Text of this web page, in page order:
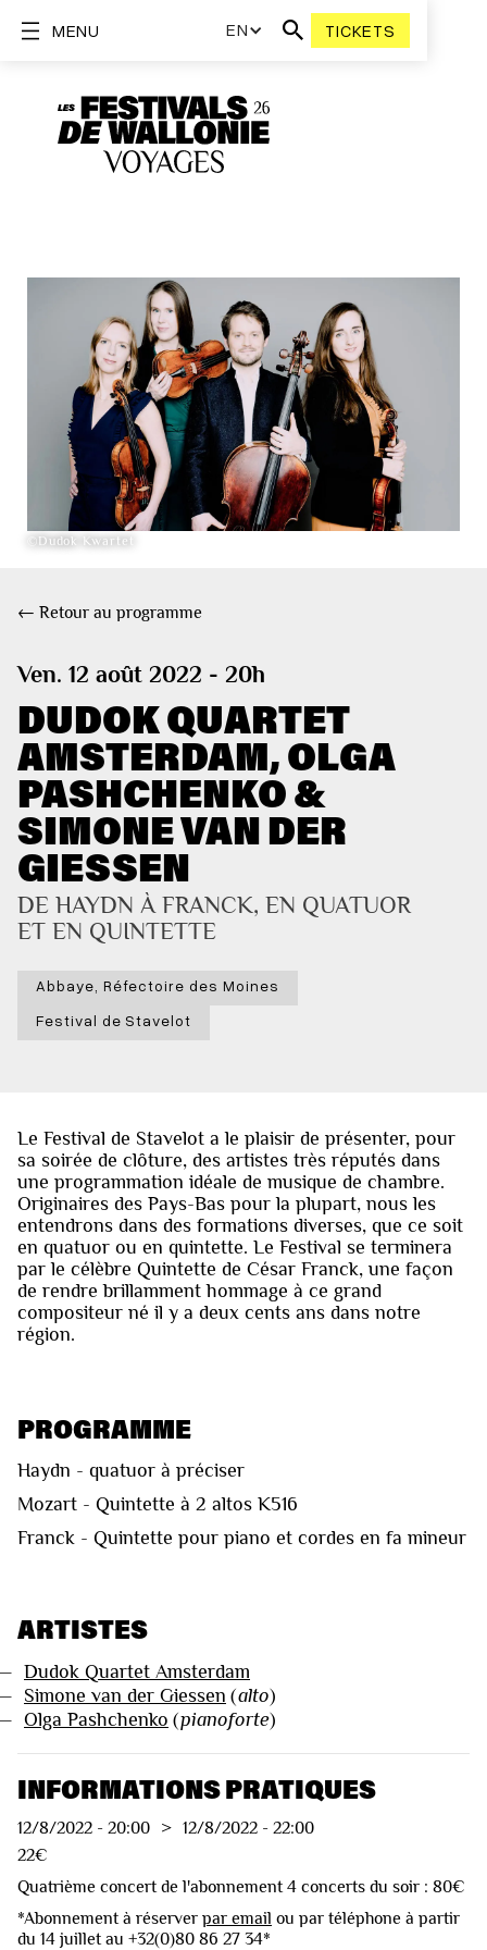
EN TICKETS
MENU
©Dudok Kwartet
← Retour au programme
Ven. 12 août 2022 - 20h
DUDOK QUARTET
AMSTERDAM, OLGA
PASHCHENKO &
SIMONE VAN DER
GIESSEN
DE HAYDN À FRANCK, EN QUATUOR
ET EN QUINTETTE
Abbaye, Réfectoire des Moines
Festival de Stavelot
Le Festival de Stavelot a le plaisir de présenter, pour
sa soirée de clôture, des artistes très réputés dans
une programmation idéale de musique de chambre.
Originaires des Pays-Bas pour la plupart, nous les
entendrons dans des formations diverses, que ce soit
en quatuor ou en quintette. Le Festival se terminera
par le célèbre Quintette de César Franck, une façon
de rendre brillamment hommage à ce grand
compositeur né il y a deux cents ans dans notre
région.
PROGRAMME
Haydn - quatuor à préciser
Mozart - Quintette à 2 altos K516
Franck - Quintette pour piano et cordes en fa mineur
ARTISTES
Dudok Quartet Amsterdam
Simone van der Giessen (alto)
Olga Pashchenko (pianoforte)
INFORMATIONS PRATIQUES
12/8/2022 - 20:00 > 12/8/2022 - 22:00
22€
Quatrième concert de l'abonnement 4 concerts du soir : 80€
*Abonnement à réserver par email ou par téléphone à partir
du 14 juillet au +32(0)80 86 27 34*